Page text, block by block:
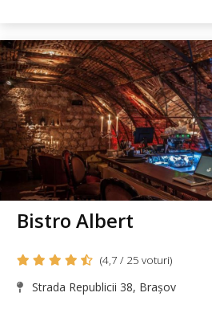
Bistro Albert
(4,7 / 25 voturi)
Strada Republicii 38, Brașov